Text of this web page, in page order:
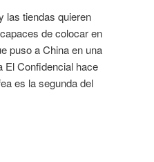
las tiendas quieren
de colocar en
puso a China en una
El Confidencial hace
es la segunda del